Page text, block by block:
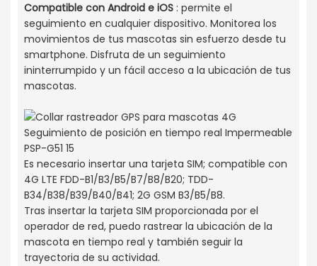
Compatible con Android e iOS: permite el
seguimiento en cualquier dispositivo. Monitorea los
movimientos de tus mascotas sin esfuerzo desde tu
smartphone. Disfruta de un seguimiento
ininterrumpido y un fácil acceso a la ubicación de tus
mascotas.
Es necesario insertar una tarjeta SIM; compatible con
4G LTE FDD-B1/B3/B5/B7/B8/B20; TDD-
B34/B38/B39/B40/B41; 2G GSM B3/B5/B8.
Tras insertar la tarjeta SIM proporcionada por el
operador de red, puedo rastrear la ubicación de la
mascota en tiempo real y también seguir la
trayectoria de su actividad.